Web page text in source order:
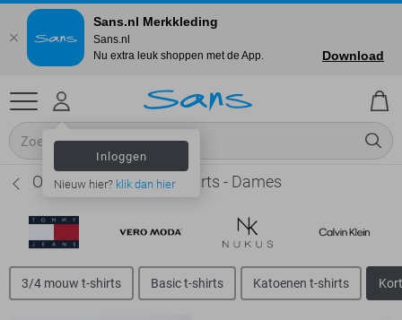
Inloggen
Nieuw hier? klik dan hier
Object Korte mouw t-shirts - Dames
3/4 mouw t-shirts Basic t-shirts Katoenen t-shirts
Sans.nl Merkkleding
Sans.nl
Nu extra leuk shoppen met de App.
Download